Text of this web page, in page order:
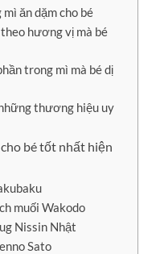
ăn dặm cho bé
hương vị mà bé
trong mì mà bé dị
thương hiệu uy
bé tốt nhất hiện
muối Wakodo
Nissin Nhật
Sato